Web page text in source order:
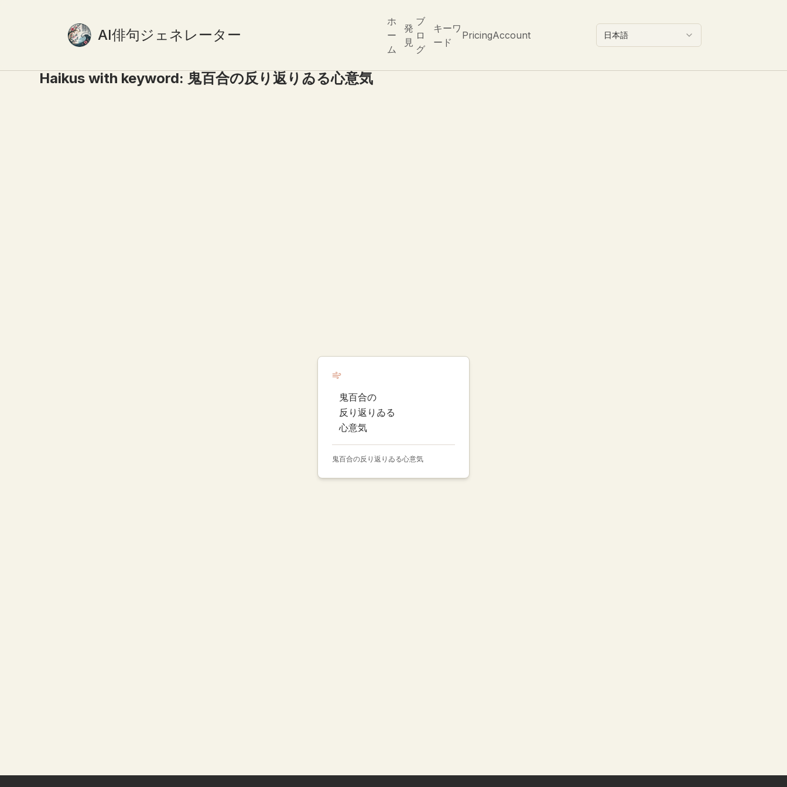
AI俳句ジェネレーター
ホ
ー
ム
発
見
ブ
ロ
グ
キーワ
ード
PricingAccount 日本語
Haikus with keyword: 鬼百合の反り返りゐる心意気
鬼百合の
反り返りゐる
心意気
鬼百合の反り返りゐる心意気